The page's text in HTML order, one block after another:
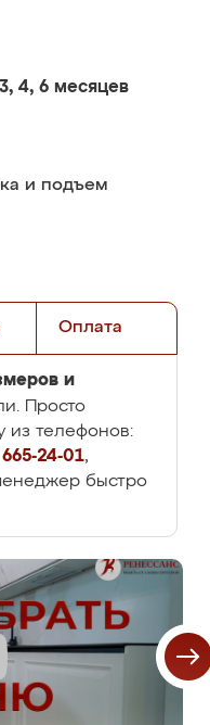
4, 6 месяцев
и подъем
Оплата
и
Просто
из телефонов:
24-01,
быстро